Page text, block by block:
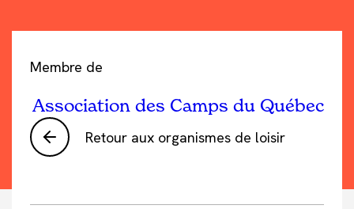
Retour aux organismes de loisir
Membre de
Association des Camps du Québec